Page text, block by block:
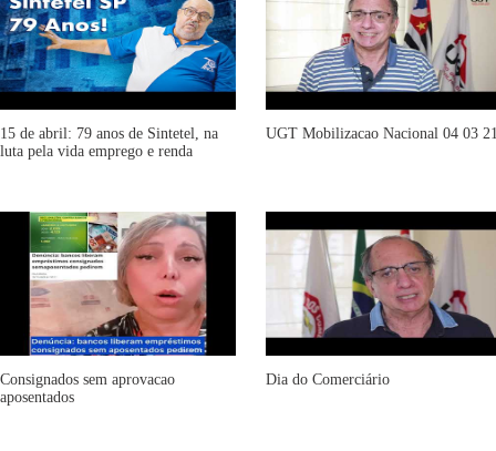
15 de abril: 79 anos de Sintetel, na
luta pela vida emprego e renda
UGT Mobilizacao Nacional 04 03
Consignados sem aprovacao
aposentados
Dia do Comerciário